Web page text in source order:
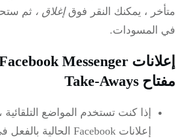
متأخر ، يمكنك النقر فوقإغلاق ، ثم
في المسودات.
مفتاح Take-Aways
إذا كنت تستخدم المواضع